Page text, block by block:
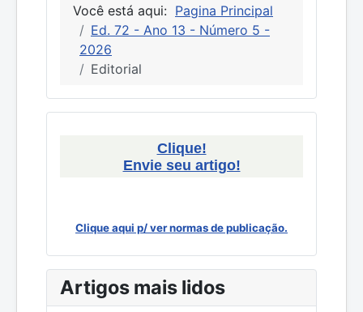
Você está aqui: Pagina Principal
Ed. 72 - Ano 13 - Número 5 -
2026
Editorial
Clique!
Envie seu artigo!
Clique aqui p/ ver normas de publicação.
Artigos mais lidos